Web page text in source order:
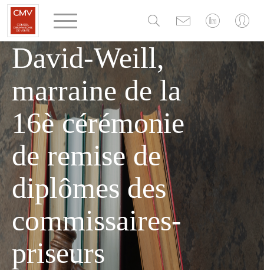
d'Hélène
David-Weill,
marraine de la
16è cérémonie
de remise de
diplômes des
commissaires-
priseurs
Panneau de gestion des cookies